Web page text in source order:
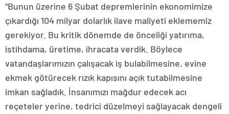
“Bunun üzerine 6 Şubat depremlerinin ekonomimize
çıkardığı 104 milyar dolarlık ilave maliyeti eklememiz
gerekiyor. Bu kritik dönemde de önceliği yatırıma,
istihdama, üretime, ihracata verdik. Böylece
vatandaşlarımızın çalışacak iş bulabilmesine, evine
ekmek götürecek rızık kapısını açık tutabilmesine
imkan sağladık. İnsanımızı mağdur edecek acı
reçeteler yerine, tedrici düzelmeyi sağlayacak dengeli